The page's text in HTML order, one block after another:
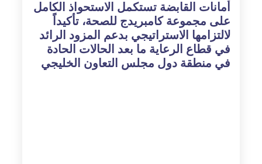
أمانات القابضة تستكمل الاستحواذ الكامل
على مجموعة كامبريدج للصحة، تأكيداً
لالتزامها الاستراتيجي بدعم المزود الرائد
في قطاع الرعاية ما بعد الحالات الحادة
في منطقة دول مجلس التعاون الخليجي